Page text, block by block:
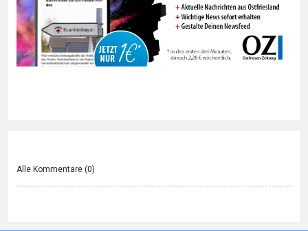
Alle Kommentare (0)